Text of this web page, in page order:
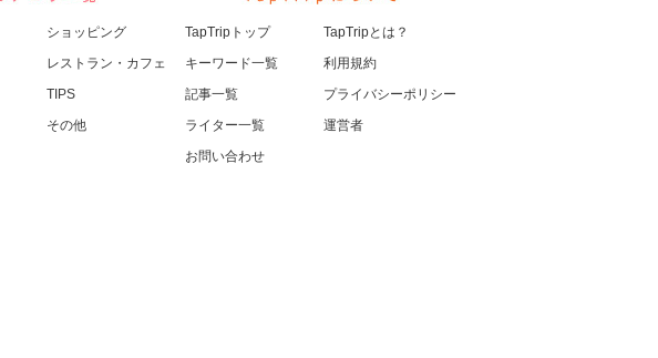
ショッピング
レストラン・カフェ
TIPS
その他
TapTripトップ
キーワード一覧
記事一覧
ライター一覧
お問い合わせ
TapTripとは？
利用規約
プライバシーポリシー
運営者